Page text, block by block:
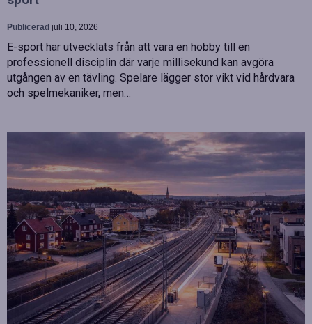
Publicerad juli 10, 2026
E-sport har utvecklats från att vara en hobby till en
professionell disciplin där varje millisekund kan avgöra
utgången av en tävling. Spelare lägger stor vikt vid hårdvara
och spelmekaniker, men…